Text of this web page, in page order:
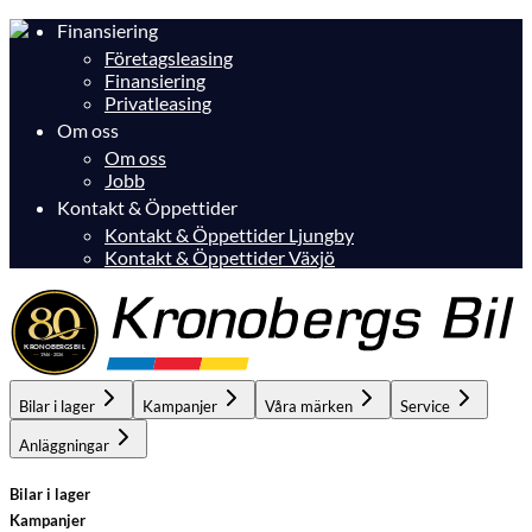
Finansiering
Företagsleasing
Finansiering
Privatleasing
Om oss
Om oss
Jobb
Kontakt & Öppettider
Kontakt & Öppettider Ljungby
Kontakt & Öppettider Växjö
Bilar i lager Kampanjer Våra märken Service
Anläggningar
Bilar i lager
Kampanjer